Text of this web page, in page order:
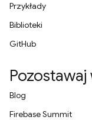
Przykłady
Biblioteki
GitHub
Blog
Firebase Summit